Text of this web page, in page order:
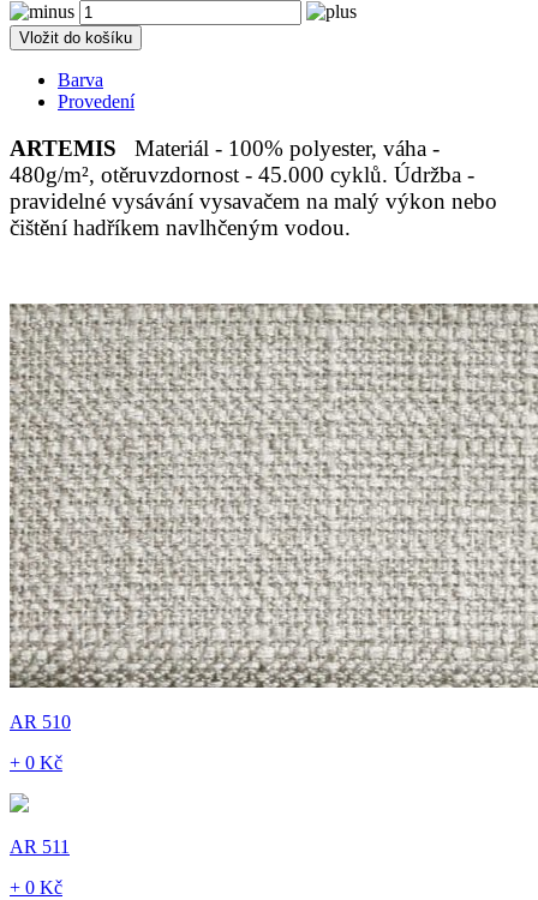
Vložit do košíku
Barva
Provedení
ARTEMIS
Materiál - 100% polyester, váha -
480g/m², otěruvzdornost - 45.000 cyklů. Údržba -
pravidelné vysávání vysavačem na malý výkon nebo
čištění hadříkem navlhčeným vodou.
AR 510
+ 0 Kč
AR 511
+ 0 Kč